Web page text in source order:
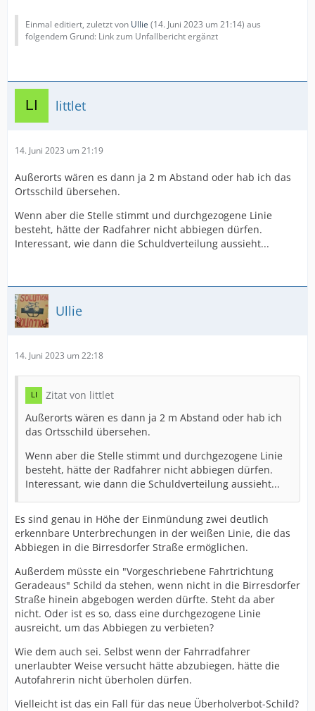
Einmal editiert, zuletzt von Ullie (14. Juni 2023 um 21:14) aus
folgendem Grund: Link zum Unfallbericht ergänzt
littlet
14. Juni 2023 um 21:19
Außerorts wären es dann ja 2 m Abstand oder hab ich das
Ortsschild übersehen.
Wenn aber die Stelle stimmt und durchgezogene Linie
besteht, hätte der Radfahrer nicht abbiegen dürfen.
Interessant, wie dann die Schuldverteilung aussieht...
Ullie
14. Juni 2023 um 22:18
Zitat von littlet
Außerorts wären es dann ja 2 m Abstand oder hab ich
das Ortsschild übersehen.
Wenn aber die Stelle stimmt und durchgezogene Linie
besteht, hätte der Radfahrer nicht abbiegen dürfen.
Interessant, wie dann die Schuldverteilung aussieht...
Es sind genau in Höhe der Einmündung zwei deutlich
erkennbare Unterbrechungen in der weißen Linie, die das
Abbiegen in die Birresdorfer Straße ermöglichen.
Außerdem müsste ein "Vorgeschriebene Fahrtrichtung
Geradeaus" Schild da stehen, wenn nicht in die Birresdorfer
Straße hinein abgebogen werden dürfte. Steht da aber
nicht. Oder ist es so, dass eine durchgezogene Linie
ausreicht, um das Abbiegen zu verbieten?
Wie dem auch sei. Selbst wenn der Fahrradfahrer
unerlaubter Weise versucht hätte abzubiegen, hätte die
Autofahrerin nicht überholen dürfen.
Vielleicht ist das ein Fall für das neue Überholverbot-Schild?